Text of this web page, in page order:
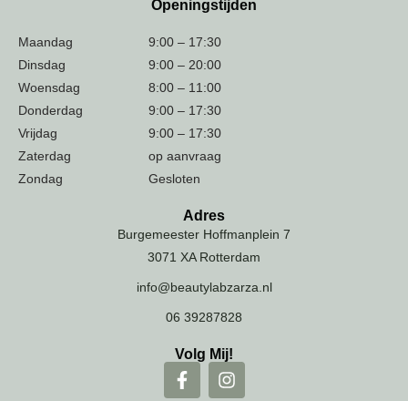
Openingstijden
Maandag
9:00 – 17:30
Dinsdag
9:00 – 20:00
Woensdag
8:00 – 11:00
Donderdag
9:00 – 17:30
Vrijdag
9:00 – 17:30
Zaterdag
op aanvraag
Zondag
Gesloten
Adres
Burgemeester Hoffmanplein 7
3071 XA Rotterdam
info@beautylabzarza.nl
06 39287828
Volg Mij!